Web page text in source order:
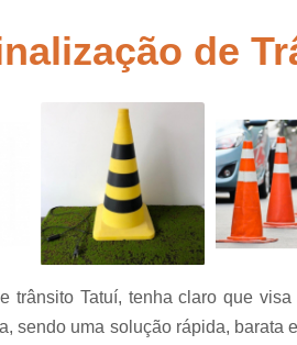
horizontal
viária
de
trânsito Tatuí, tenha claro que
sendo uma solução rápida, barata